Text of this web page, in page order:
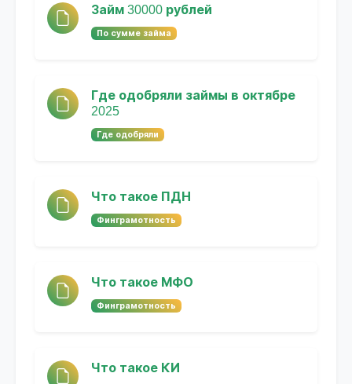
Займ 30000 рублей
По сумме займа
Где одобряли займы в октябре
2025
Где одобряли
Что такое ПДН
Финграмотность
Что такое МФО
Финграмотность
Что такое КИ